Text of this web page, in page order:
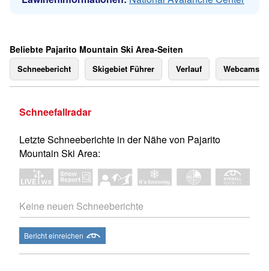
Beliebte Pajarito Mountain Ski Area-Seiten
Schneebericht Skigebiet Führer Verlauf Webcams
Schneefallradar
Letzte Schneeberichte in der Nähe von Pajarito
Mountain Ski Area:
Keine neuen Schneeberichte
Bericht einreichen